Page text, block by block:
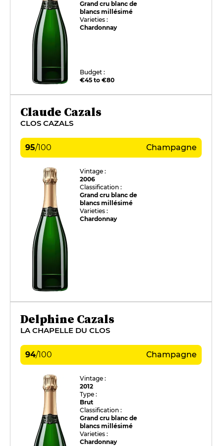
Grand cru blanc de
blancs millésimé
Varieties :
Chardonnay
Budget :
€45 to €80
Claude Cazals
CLOS CAZALS
95/100 Champagne
Vintage :
2006
Classification :
Grand cru blanc de
blancs millésimé
Varieties :
Chardonnay
Delphine Cazals
LA CHAPELLE DU CLOS
94/100 Champagne
Vintage :
2012
Type :
Brut
Classification :
Grand cru blanc de
blancs millésimé
Varieties :
Chardonnay